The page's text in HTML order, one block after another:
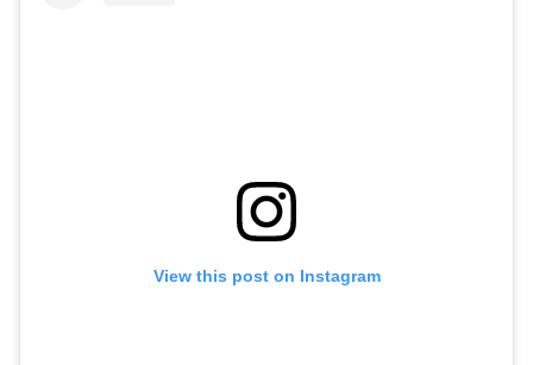
View this post on Instagram